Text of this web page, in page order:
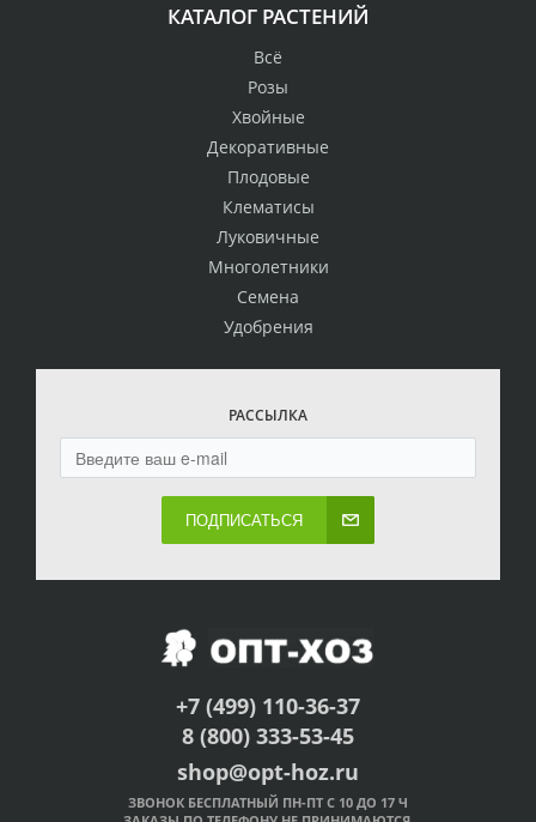
КАТАЛОГ РАСТЕНИЙ
Всё
Розы
Хвойные
Декоративные
Плодовые
Клематисы
Луковичные
Многолетники
Семена
Удобрения
РАССЫЛКА
ПОДПИСАТЬСЯ
+7 (499) 110-36-37
8 (800) 333-53-45
shop@opt-hoz.ru
ЗВОНОК БЕСПЛАТНЫЙ ПН-ПТ С 10 ДО 17 Ч